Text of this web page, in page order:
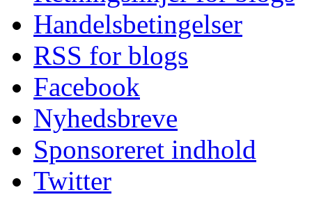
Handelsbetingelser
RSS for blogs
Facebook
Nyhedsbreve
Sponsoreret indhold
Twitter